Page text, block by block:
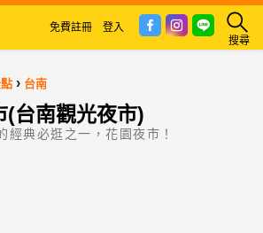
搜尋
免費註冊 登入
› 台南
(台南觀光夜市)
經典必逛之一，花園夜市！